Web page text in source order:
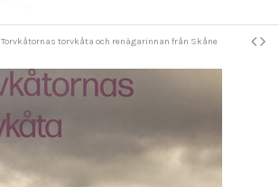
Torvkåtornas torvkåta och renägarinnan från Skåne